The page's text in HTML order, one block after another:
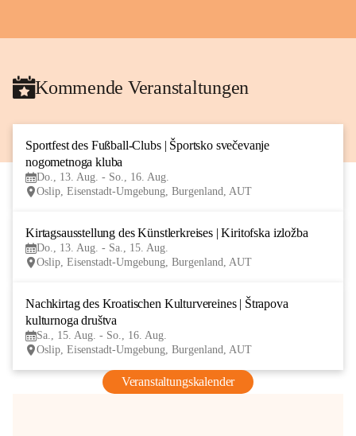
Kommende Veranstaltungen
Sportfest des Fußball-Clubs | Športsko svečevanje
nogometnoga kluba
Do., 13. Aug. - So., 16. Aug.
Oslip, Eisenstadt-Umgebung, Burgenland, AUT
Kirtagsausstellung des Künstlerkreises | Kiritofska izložba
Do., 13. Aug. - Sa., 15. Aug.
Oslip, Eisenstadt-Umgebung, Burgenland, AUT
Nachkirtag des Kroatischen Kulturvereines | Štrapova
kulturnoga društva
Sa., 15. Aug. - So., 16. Aug.
Oslip, Eisenstadt-Umgebung, Burgenland, AUT
Veranstaltungskalender